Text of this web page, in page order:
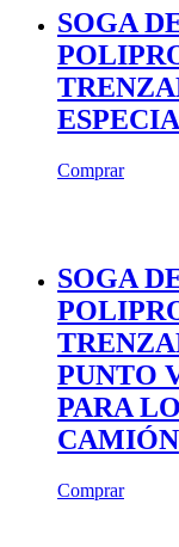
SOGA
Comprar
SOGA
PUNTO
PARA
CAMIÓN
Comprar